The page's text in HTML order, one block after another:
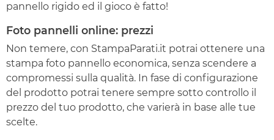
pannello rigido ed il gioco è fatto!
Foto pannelli online: prezzi
Non temere, con StampaParati.it potrai ottenere una
stampa foto pannello economica, senza scendere a
compromessi sulla qualità. In fase di configurazione
del prodotto potrai tenere sempre sotto controllo il
prezzo del tuo prodotto, che varierà in base alle tue
scelte.